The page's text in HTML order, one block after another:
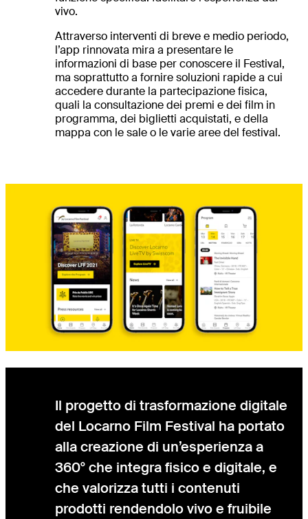
vivo.
Attraverso interventi di breve e medio periodo,
l’app rinnovata mira a presentare le
informazioni di base per conoscere il Festival,
ma soprattutto a fornire soluzioni rapide a cui
accedere durante la partecipazione fisica,
quali la consultazione dei premi e dei film in
programma, dei biglietti acquistati, e della
mappa con le sale o le varie aree del festival.
Il progetto di trasformazione digitale
del Locarno Film Festival ha portato
alla creazione di un’esperienza a
360° che integra fisico e digitale, e
che valorizza tutti i contenuti
prodotti rendendolo vivo e fruibile